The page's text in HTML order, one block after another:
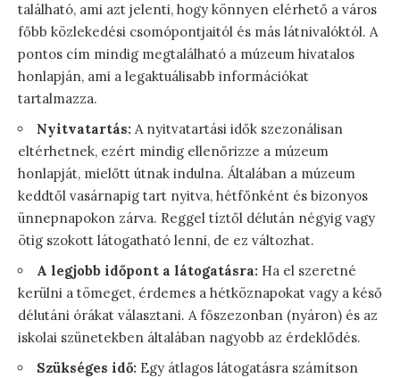
található, ami azt jelenti, hogy könnyen elérhető a város
főbb közlekedési csomópontjaitól és más látnivalóktól. A
pontos cím mindig megtalálható a múzeum hivatalos
honlapján, ami a legaktuálisabb információkat
tartalmazza.
Nyitvatartás: A nyitvatartási idők szezonálisan
eltérhetnek, ezért mindig ellenőrizze a múzeum
honlapját, mielőtt útnak indulna. Általában a múzeum
keddtől vasárnapig tart nyitva, hétfőnként és bizonyos
ünnepnapokon zárva. Reggel tíztől délután négyig vagy
ötig szokott látogatható lenni, de ez változhat.
A legjobb időpont a látogatásra: Ha el szeretné
kerülni a tömeget, érdemes a hétköznapokat vagy a késő
délutáni órákat választani. A főszezonban (nyáron) és az
iskolai szünetekben általában nagyobb az érdeklődés.
Szükséges idő: Egy átlagos látogatásra számítson